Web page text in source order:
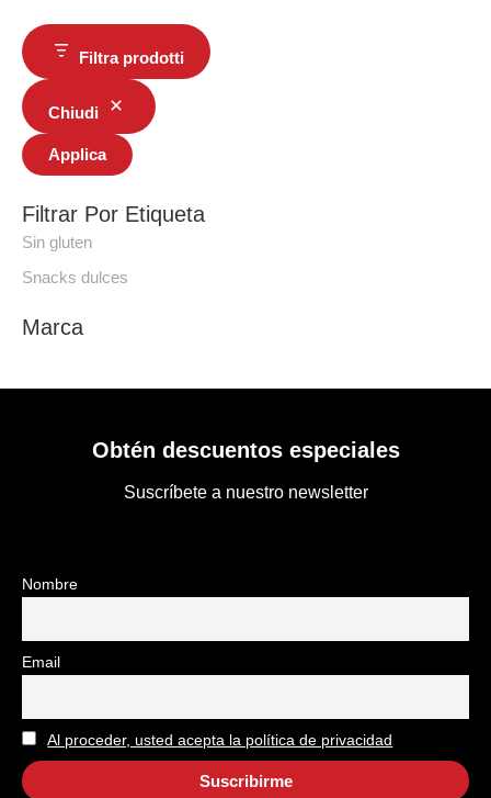
Filtra prodotti
Chiudi
Applica
Filtrar Por Etiqueta
Sin gluten
Snacks dulces
Marca
Obtén descuentos especiales
Suscríbete a nuestro newsletter
Nombre
Email
Al proceder, usted acepta la política de privacidad